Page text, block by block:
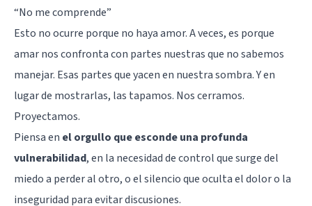
“No me comprende”
Esto no ocurre porque no haya amor. A veces, es porque
amar nos confronta con partes nuestras que no sabemos
manejar. Esas partes que yacen en nuestra sombra. Y en
lugar de mostrarlas, las tapamos. Nos cerramos.
Proyectamos.
Piensa en elorgullo que esconde una profunda
vulnerabilidad, en la necesidad de control que surge del
miedo a perder al otro, o el silencio que oculta el dolor o la
inseguridad para evitar discusiones.